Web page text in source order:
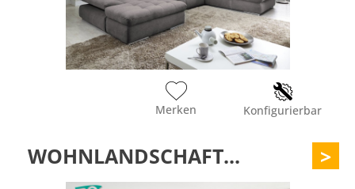
Merken Konfigurierbar
WOHNLANDSCHAFT... >